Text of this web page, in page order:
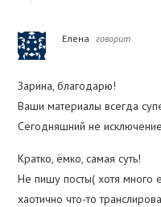
Елена говорит
Зарина, благодарю!
Ваши материалы всегда
Сегодняшний не
Кратко, ёмко, самая суть!
Не пишу посты( хотя много
хаотично что-то